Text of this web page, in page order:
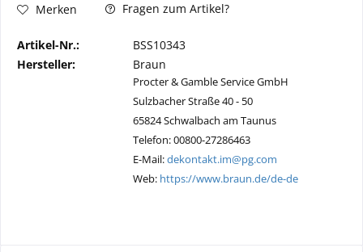
Merken Fragen zum Artikel?
Artikel-Nr.:
BSS10343
Hersteller:
Braun
Procter & Gamble Service GmbH
Sulzbacher Straße 40 - 50
65824 Schwalbach am Taunus
Telefon: 00800-27286463
E-Mail:dekontakt.im@pg.com
Web: https://www.braun.de/de-de